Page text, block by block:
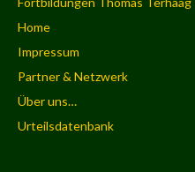
Home
Impressum
Partner & Netzwerk
Über uns…
Urteilsdatenbank